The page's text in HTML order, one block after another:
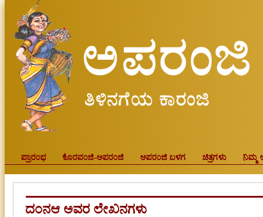
ಪ್ರಾರಂಭ ಕೊರವಂಜಿ-ಅಪರಂಜಿ ಅಪರಂಜಿ ಬಳಗ ಚಿತ್ರಗಳು ನಿಮ್ಮ
ದಂನಆ ಅವರ ಲೇಖನಗಳು